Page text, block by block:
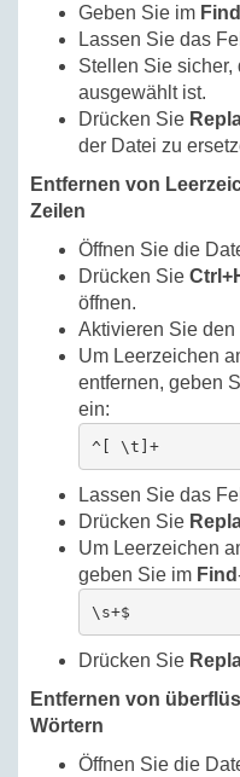
Geben Sie im Find
Lassen Sie das
Stellen Sie sicher,
ausgewählt ist.
Drücken Sie
der Datei zu
Entfernen von
Zeilen
Öffnen Sie die
Drücken Sie
öffnen.
Aktivieren Sie den
Um Leerzeichen
entfernen, geben
ein:
^[ \t]+
Lassen Sie das
Drücken Sie
Um Leerzeichen
geben Sie im Find
\s+$
Drücken Sie
Entfernen von
Wörtern
Öffnen Sie die